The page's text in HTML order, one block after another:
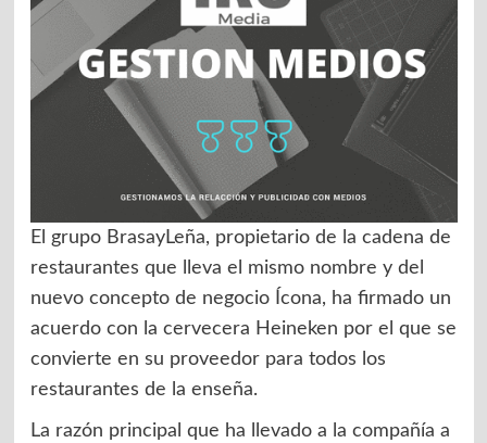
El grupo BrasayLeña, propietario de la cadena de
restaurantes que lleva el mismo nombre y del
nuevo concepto de negocio Ícona, ha firmado un
acuerdo con la cervecera Heineken por el que se
convierte en su proveedor para todos los
restaurantes de la enseña.
La razón principal que ha llevado a la compañía a